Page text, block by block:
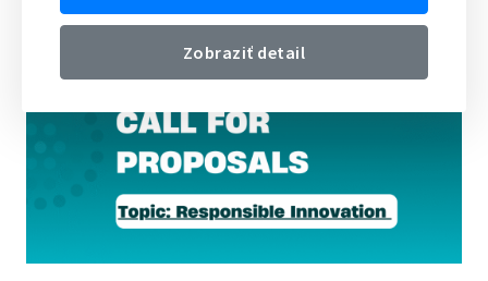
Zobraziť detail